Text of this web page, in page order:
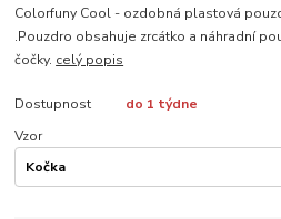
Colorfuny Cool - ozdobná plastová
.Pouzdro obsahuje zrcátko a náhradní
čočky. celý popis
Dostupnost
do 1 týdne
Vzor